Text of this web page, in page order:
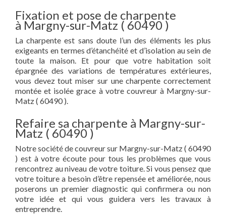
Fixation et pose de charpente
à Margny-sur-Matz ( 60490 )
La charpente est sans doute l’un des éléments les plus
exigeants en termes d’étanchéité et d’isolation au sein de
toute la maison. Et pour que votre habitation soit
épargnée des variations de températures extérieures,
vous devez tout miser sur une charpente correctement
montée et isolée grace à votre couvreur à Margny-sur-
Matz ( 60490 ).
Refaire sa charpente à Margny-sur-
Matz ( 60490 )
Notre société de couvreur sur Margny-sur-Matz ( 60490
) est à votre écoute pour tous les problèmes que vous
rencontrez au niveau de votre toiture. Si vous pensez que
votre toiture a besoin d’être repensée et améliorée, nous
poserons un premier diagnostic qui confirmera ou non
votre idée et qui vous guidera vers les travaux à
entreprendre.